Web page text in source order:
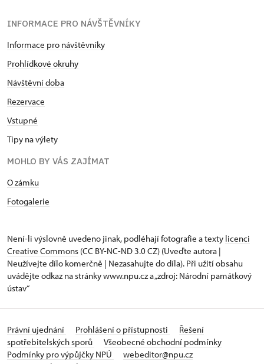
INFORMACE PRO NÁVŠTĚVNÍKY
Informace pro návštěvníky
Prohlídkové okruhy
Návštěvní doba
Rezervace
Vstupné
Tipy na výlety
MOHLO BY VÁS ZAJÍMAT
O zámku
Fotogalerie
Není-li výslovně uvedeno jinak, podléhají fotografie a texty licenci
Creative Commons (CC BY-NC-ND 3.0 CZ) (Uveďte autora |
Neužívejte dílo komerčně | Nezasahujte do díla). Při užití obsahu
uvádějte odkaz na stránky www.npu.cz a „zdroj: Národní památkový
ústav“
Právní ujednání Prohlášení o přístupnosti
Řešení
spotřebitelských sporů
Všeobecné obchodní podmínky
Podmínky pro výpůjčky NPÚ
webeditor@npu.cz